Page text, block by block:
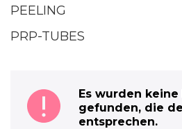
PEELING
PRP-TUBES
Es wurden
gefunden, die
entsprechen.